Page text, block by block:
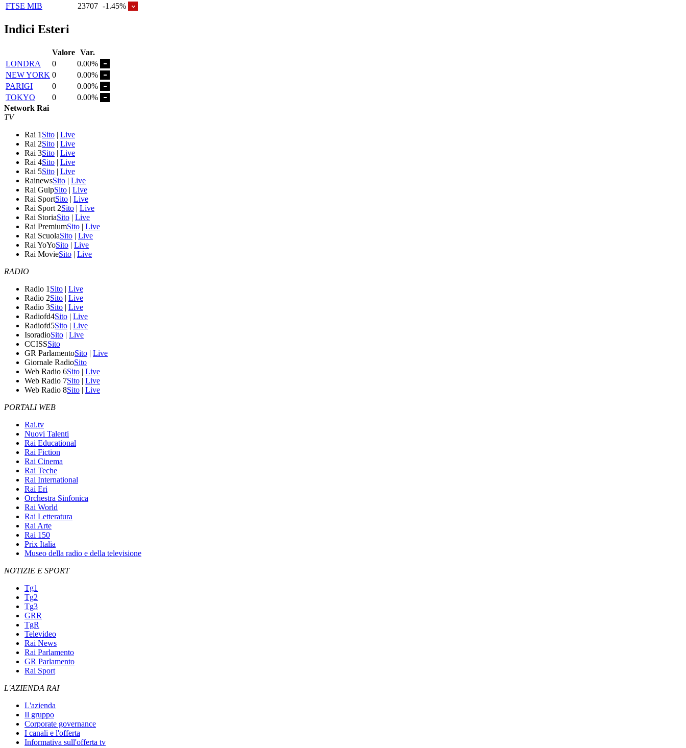
FTSE MIB
23707 -1.45%
Indici Esteri
Valore Var.
LONDRA
0
0.00%
NEW YORK 0
0.00%
PARIGI
0
0.00%
TOKYO
0
0.00%
Network Rai
TV
Rai 1 Sito | Live
Rai 2Sito | Live
Rai 3Sito | Live
Rai 4Sito | Live
Rai 5Sito | Live
RainewsSito | Live
Rai GulpSito | Live
Rai SportSito | Live
Rai Sport 2Sito | Live
Rai StoriaSito | Live
Rai PremiumSito | Live
Rai ScuolaSito | Live
Rai YoYoSito | Live
Rai MovieSito | Live
RADIO
Radio 1 Sito | Live
Radio 2Sito | Live
Radio 3Sito | Live
Radiofd4Sito | Live
Radiofd5Sito | Live
IsoradioSito | Live
CCISSSito
GR ParlamentoSito | Live
Giornale RadioSito
Web Radio 6Sito | Live
Web Radio 7Sito | Live
Web Radio 8Sito | Live
PORTALI WEB
Rai.tv
Nuovi Talenti
Rai Educational
Rai Fiction
Rai Cinema
Rai Teche
Rai International
Rai Eri
Orchestra Sinfonica
Rai World
Rai Letteratura
Rai Arte
Rai 150
Prix Italia
Museo della radio e della televisione
NOTIZIE E SPORT
Tg1
Tg2
Tg3
GRR
TgR
Televideo
Rai News
Rai Parlamento
GR Parlamento
Rai Sport
L'AZIENDA RAI
L'azienda
Il gruppo
Corporate governance
I canali e l'offerta
Informativa sull'offerta tv